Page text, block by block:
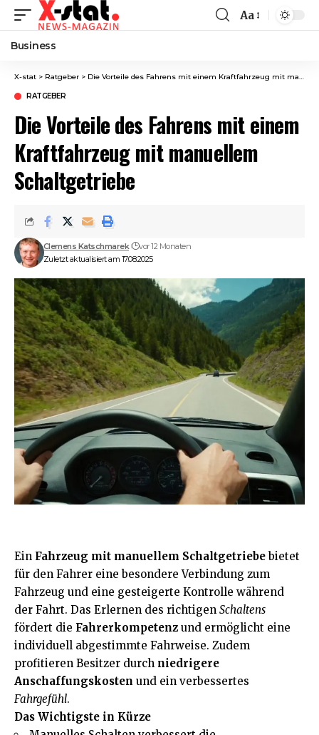
Font
Aa
Business
X-stat > Ratgeber > Die Vorteile des Fahrens mit einem Kraftfahrzeug mit manuellem Schaltgetriebe
RATGEBER
Die Vorteile des Fahrens mit einem
Kraftfahrzeug mit manuellem
Schaltgetriebe
Zuletzt aktualisiert am 17.08.2025
Clemens Katschmarek vor 12 Monaten
Ein Fahrzeug mit manuellem Schaltgetriebe bietet
für den Fahrer eine besondere Verbindung zum
Fahrzeug und eine gesteigerte Kontrolle während
der Fahrt. Das Erlernen des richtigen Schaltens
fördert die Fahrerkompetenz und ermöglicht eine
individuell abgestimmte Fahrweise. Zudem
profitieren Besitzer durch niedrigere
Anschaffungskosten und ein verbessertes
Fahrgefühl.
Das Wichtigste in Kürze